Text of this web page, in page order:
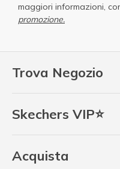
Trova Negozio
Skechers VIP⭐
Acquista
maggiori informazioni,
promozione.